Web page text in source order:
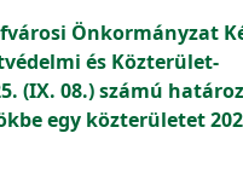
Önkormányzat
és Közterület-
(IX. 08.) számú
egy közterületet